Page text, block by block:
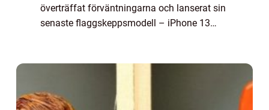
överträffat förväntningarna och lanserat sin
senaste flaggskeppsmodell – iPhone 13